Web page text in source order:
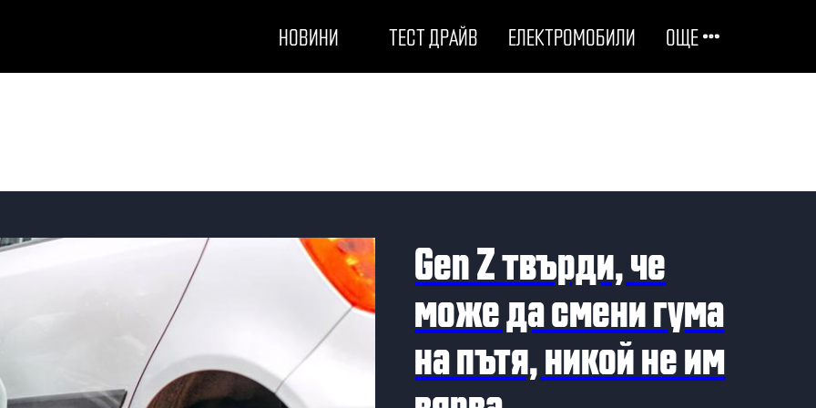
НОВИНИ ОЩЕ
ТЕСТ ДРАЙВ ЕЛЕКТРОМОБИЛИ
ЛЮБОПИТНО
МОТОРИ
Gen Z твърди, че
може да смени гума
на пътя, никой не им